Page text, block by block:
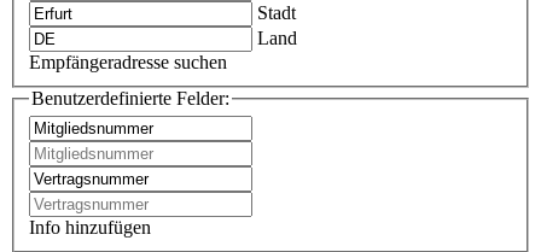
Stadt
Land
Empfängeradresse suchen
Benutzerdefinierte Felder:
Info hinzufügen